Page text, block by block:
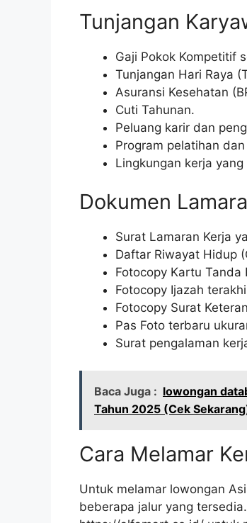
Tunjangan
Gaji Pokok Kompetitif
Tunjangan Hari Raya
Asuransi Kesehatan
Cuti Tahunan.
Peluang karir dan
Program pelatihan
Lingkungan kerja
Dokumen
Surat Lamaran Kerja
Daftar Riwayat Hidup
Fotocopy Kartu Tanda
Fotocopy Ijazah
Fotocopy Surat
Pas Foto terbaru
Surat pengalaman
Baca Juga : lowongan
Tahun 2025 (Cek
Cara Melamar
Untuk melamar lowongan
beberapa jalur yang